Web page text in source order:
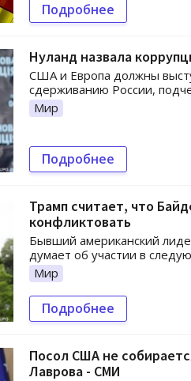
Подробнее
Нуланд назвала
США и Европа должны
сдерживанию России,
Мир
Подробнее
Трамп считает, что
конфликтовать
Бывший американский
думает об участии в
Мир
Подробнее
Посол США не
Лаврова - СМИ